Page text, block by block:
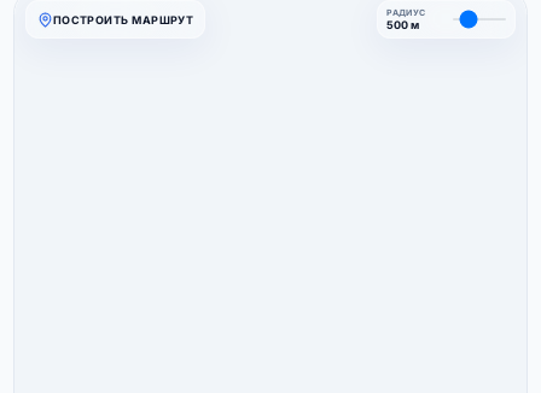
ПОСТРОИТЬ МАРШРУТ РАДИУС
500 м